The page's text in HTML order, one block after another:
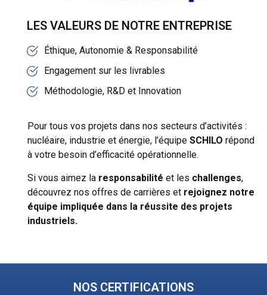
LES VALEURS DE NOTRE ENTREPRISE
Éthique, Autonomie & Responsabilité
Engagement sur les livrables
Méthodologie, R&D et Innovation
Pour tous vos projets dans nos secteurs d’activités :
nucléaire, industrie et énergie, l’équipe SCHILO répond
à votre besoin d’efficacité opérationnelle.
Si vous aimez la responsabilité et les challenges,
découvrez nos offres de carrières et rejoignez notre
équipe impliquée dans la réussite des projets
industriels.
NOS CERTIFICATIONS